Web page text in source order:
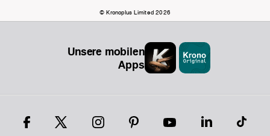
© Kronoplus Limited 2026
Unsere mobilen
Apps